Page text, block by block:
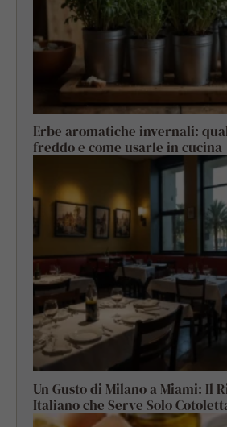
Erbe aromatiche invernali:
freddo e come usarle in cucina
Un Gusto di Milano a Miami: Il
Italiano che Serve Solo